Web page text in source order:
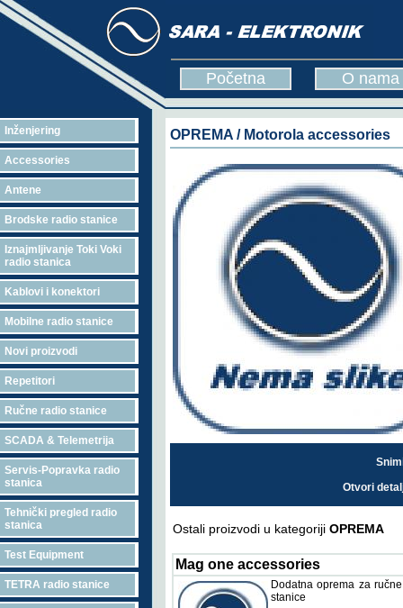
Početna O nama
Inženjering
Accessories
Antene
Brodske radio stanice
Iznajmljivanje Toki Voki
radio stanica
Kablovi i konektori
Mobilne radio stanice
Novi proizvodi
Repetitori
Ručne radio stanice
SCADA & Telemetrija
Servis-Popravka radio
stanica
Tehnički pregled radio
stanica
Test Equipment
TETRA radio stanice
OPREMA / Motorola accessories
Otvori
Ostali proizvodi u kategoriji OPREMA
Mag one accessories
Dodatna oprema za
stanice